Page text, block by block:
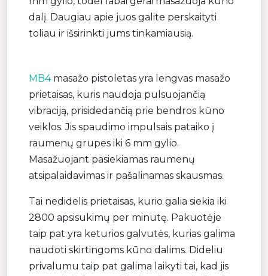
dalį. Daugiau apie juos galite perskaityti
toliau ir išsirinkti jums tinkamiausią.
MB4masažo pistoletas yra lengvas masažo
prietaisas, kuris naudoja pulsuojančią
vibraciją, prisidedančią prie bendros kūno
veiklos. Jis spaudimo impulsais pataiko į
raumenų grupes iki 6 mm gylio.
Masažuojant pasiekiamas raumenų
atsipalaidavimas ir pašalinamas skausmas.
Tai nedidelis prietaisas, kurio galia siekia iki
2800 apsisukimų per minutę. Pakuotėje
taip pat yra keturios galvutės, kurias galima
naudoti skirtingoms kūno dalims. Dideliu
privalumu taip pat galima laikyti tai, kad jis